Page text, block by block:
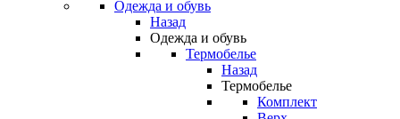
Одежда и обувь
Назад
Одежда и обувь
Термобелье
Назад
Термобелье
Комплект